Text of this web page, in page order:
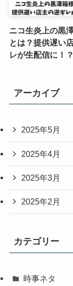
ニコ生炎上の黒
とは？提供遅い
レが生配信に！？
アーカイブ
2025年5月
2025年4月
2025年3月
2025年2月
カテゴリー
時事ネタ